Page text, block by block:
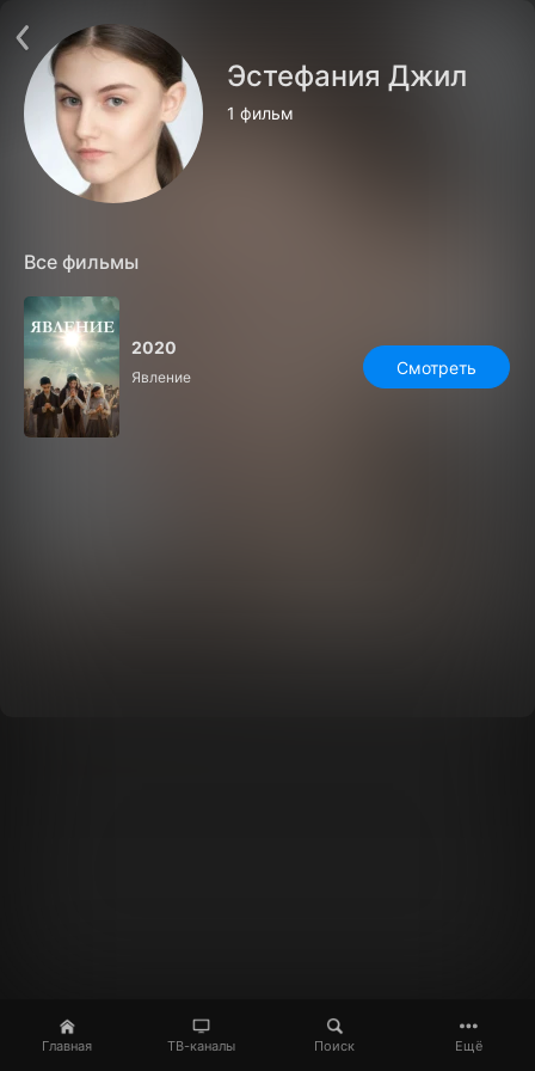
Главная ТВ-каналы Поиск Ещё
Эстефания Джил
1 фильм
Все фильмы
2020
Явление Смотреть
О сервисе
Пользовательское соглашение
Политика конфиденциальности
Для партнёров
Открыть приложение
Установить на ТВ
Бесплатные каналы